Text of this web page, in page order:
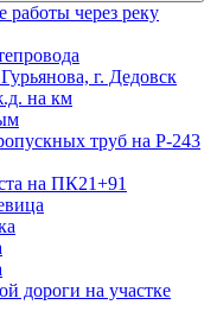
через реку
г. Дедовск
на км
труб на Р-243
на ПК21+91
дороги на участке